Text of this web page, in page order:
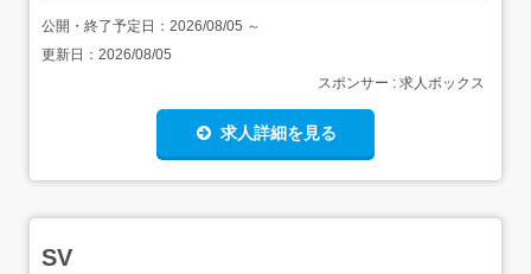
公開・終了予定日： 2026/08/05 ～
更新日： 2026/08/05
スポンサー : 求人ボックス
求人詳細を見る
SV